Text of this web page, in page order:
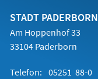
STADT PADERBORN
Am Hoppenhof 33
33104 Paderborn
Telefon: 05251 88-0